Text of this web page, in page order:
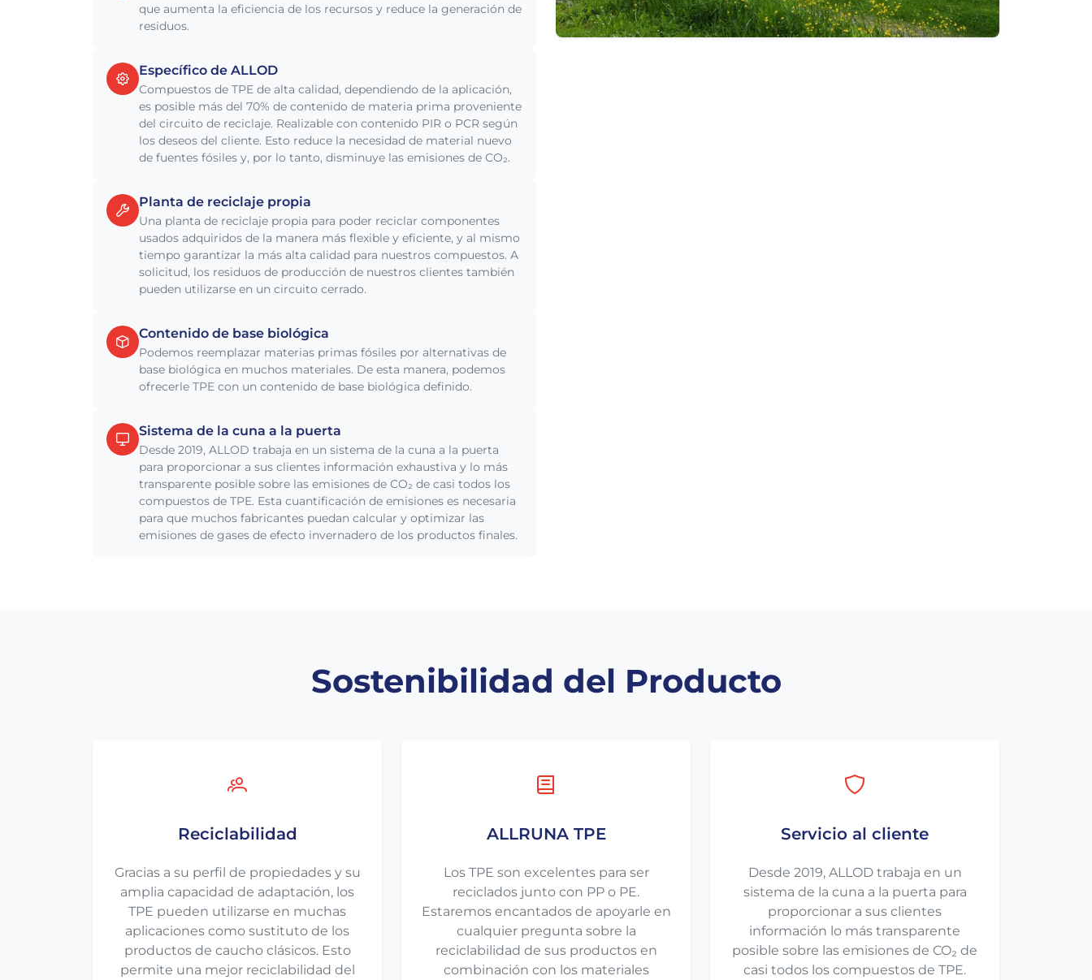
que aumenta la eficiencia de los recursos y reduce la generación de
residuos.
Específico de ALLOD
Compuestos de TPE de alta calidad, dependiendo de la aplicación,
es posible más del 70% de contenido de materia prima proveniente
del circuito de reciclaje. Realizable con contenido PIR o PCR según
los deseos del cliente. Esto reduce la necesidad de material nuevo
de fuentes fósiles y, por lo tanto, disminuye las emisiones de CO₂.
Planta de reciclaje propia
Una planta de reciclaje propia para poder reciclar componentes
usados adquiridos de la manera más flexible y eficiente, y al mismo
tiempo garantizar la más alta calidad para nuestros compuestos. A
solicitud, los residuos de producción de nuestros clientes también
pueden utilizarse en un circuito cerrado.
Contenido de base biológica
Podemos reemplazar materias primas fósiles por alternativas de
base biológica en muchos materiales. De esta manera, podemos
ofrecerle TPE con un contenido de base biológica definido.
Sistema de la cuna a la puerta
Desde 2019, ALLOD trabaja en un sistema de la cuna a la puerta
para proporcionar a sus clientes información exhaustiva y lo más
transparente posible sobre las emisiones de CO₂ de casi todos los
compuestos de TPE. Esta cuantificación de emisiones es necesaria
para que muchos fabricantes puedan calcular y optimizar las
emisiones de gases de efecto invernadero de los productos finales.
Sostenibilidad del Producto
Reciclabilidad
Gracias a su perfil de propiedades y su
amplia capacidad de adaptación, los
TPE pueden utilizarse en muchas
aplicaciones como sustituto de los
productos de caucho clásicos. Esto
permite una mejor reciclabilidad del
ALLRUNA TPE
Los TPE son excelentes para ser
reciclados junto con PP o PE.
Estaremos encantados de apoyarle en
cualquier pregunta sobre la
reciclabilidad de sus productos en
combinación con los materiales
Servicio al cliente
Desde 2019, ALLOD trabaja en un
sistema de la cuna a la puerta para
proporcionar a sus clientes
información lo más transparente
posible sobre las emisiones de CO₂ de
casi todos los compuestos de TPE.